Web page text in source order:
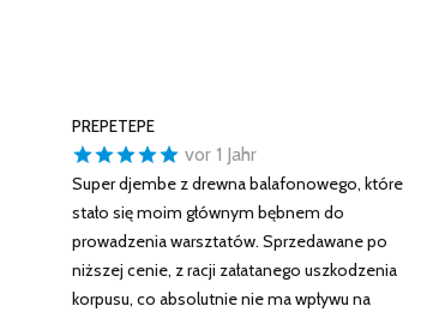
PREPETEPE
vor 1 Jahr
Super djembe z drewna balafonowego, które
stało się moim głównym bębnem do
prowadzenia warsztatów. Sprzedawane po
niższej cenie, z racji załatanego uszkodzenia
korpusu, co absolutnie nie ma wpływu na